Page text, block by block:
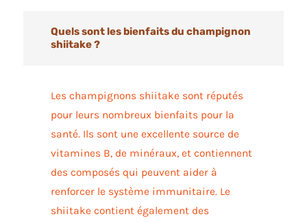
Quels sont les bienfaits du champignon
shiitake ?
Les champignons shiitake sont réputés
pour leurs nombreux bienfaits pour la
santé. Ils sont une excellente source de
vitamines B, de minéraux, et contiennent
des composés qui peuvent aider à
renforcer le système immunitaire. Le
shiitake contient également des